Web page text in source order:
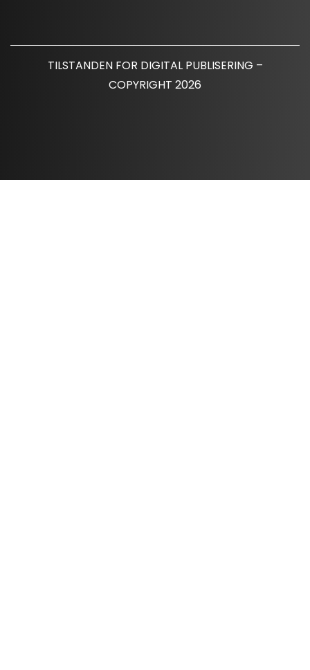
TILSTANDEN FOR DIGITAL PUBLISERING –
COPYRIGHT 2026